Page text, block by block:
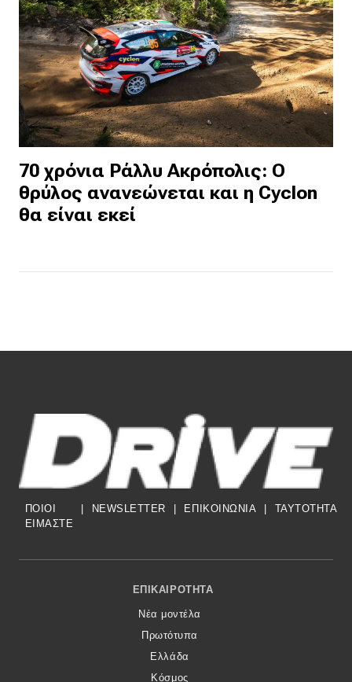
70 χρόνια Ράλλυ Ακρόπολις: Ο
θρύλος ανανεώνεται και η Cyclon
θα είναι εκεί
ΠΟΙΟΙ
ΕΙΜΑΣΤΕ
NEWSLETTER ΕΠΙΚΟΙΝΩΝΙΑ TAYTOTHTA
Footer Menu
ΕΠΙΚΑΙΡΌΤΗΤΑ
Νέα μοντέλα
Πρωτότυπα
Ελλάδα
Κόσμος